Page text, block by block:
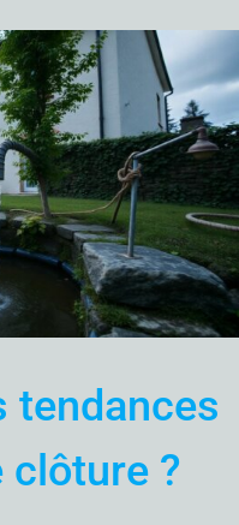
tendances
clôture ?